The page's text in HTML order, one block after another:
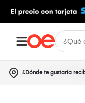
¿Dónde te gustaría